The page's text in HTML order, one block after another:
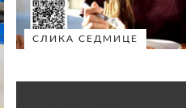
СЛИКА СЕДМИЦЕ